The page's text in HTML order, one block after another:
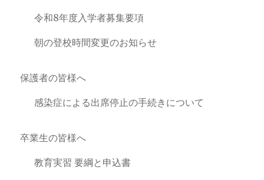
令和8年度入学者募集要項
朝の登校時間変更のお知らせ
保護者の皆様へ
感染症による出席停止の手続きについて
卒業生の皆様へ
教育実習 要綱と申込書